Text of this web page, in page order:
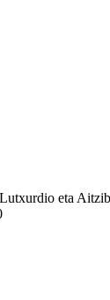
eta